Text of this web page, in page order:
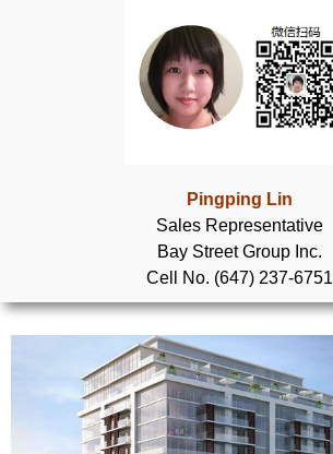
实用链接
加拿大房地产网站
大多伦多教育网站
大多伦多医疗机构
Pingping Lin
Sales Representative
Bay Street Group Inc.
Cell No. (647) 237-6751